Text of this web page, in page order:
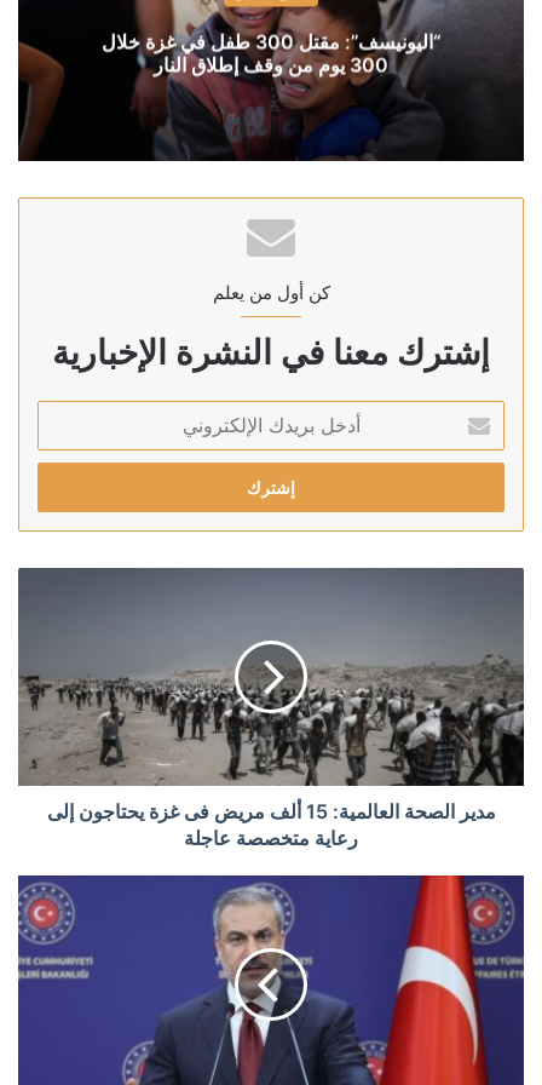
“اليونيسف”: مقتل 300 طفل في غزة خلال
300 يوم من وقف إطلاق النار
كن أول من يعلم
إشترك معنا في النشرة الإخبارية
بريدك
الإلكتروني
مدير الصحة العالمية: 15 ألف مريض فى غزة يحتاجون إلى
رعاية متخصصة عاجلة